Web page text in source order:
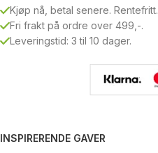
Kjøp nå, betal senere. Rentefritt.
Fri frakt på ordre over 499,-.
Leveringstid: 3 til 10 dager.
INSPIRERENDE GAVER